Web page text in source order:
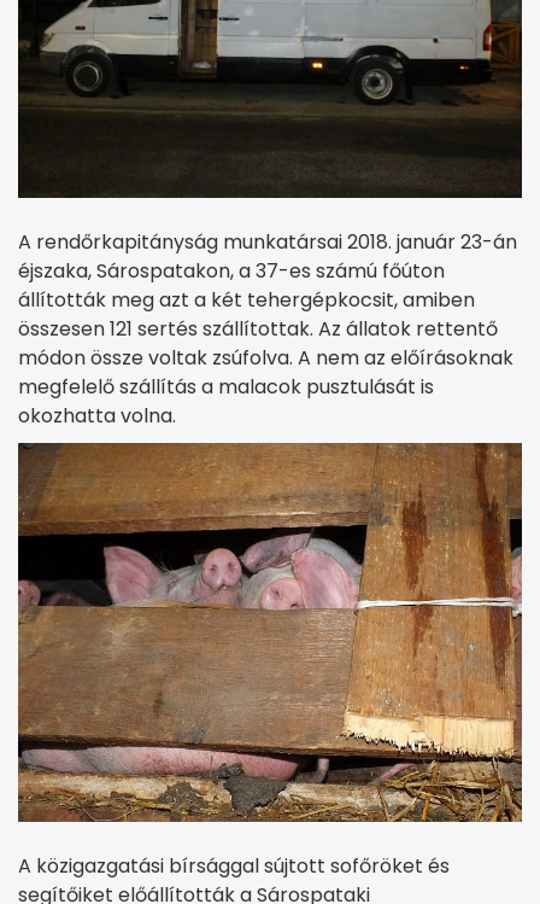
A rendőrkapitányság munkatársai 2018. január 23-án
éjszaka, Sárospatakon, a 37-es számú főúton
állították meg azt a két tehergépkocsit, amiben
összesen 121 sertés szállítottak. Az állatok rettentő
módon össze voltak zsúfolva. A nem az előírásoknak
megfelelő szállítás a malacok pusztulását is
okozhatta volna.
A közigazgatási bírsággal sújtott sofőröket és
segítőiket előállították a Sárospataki